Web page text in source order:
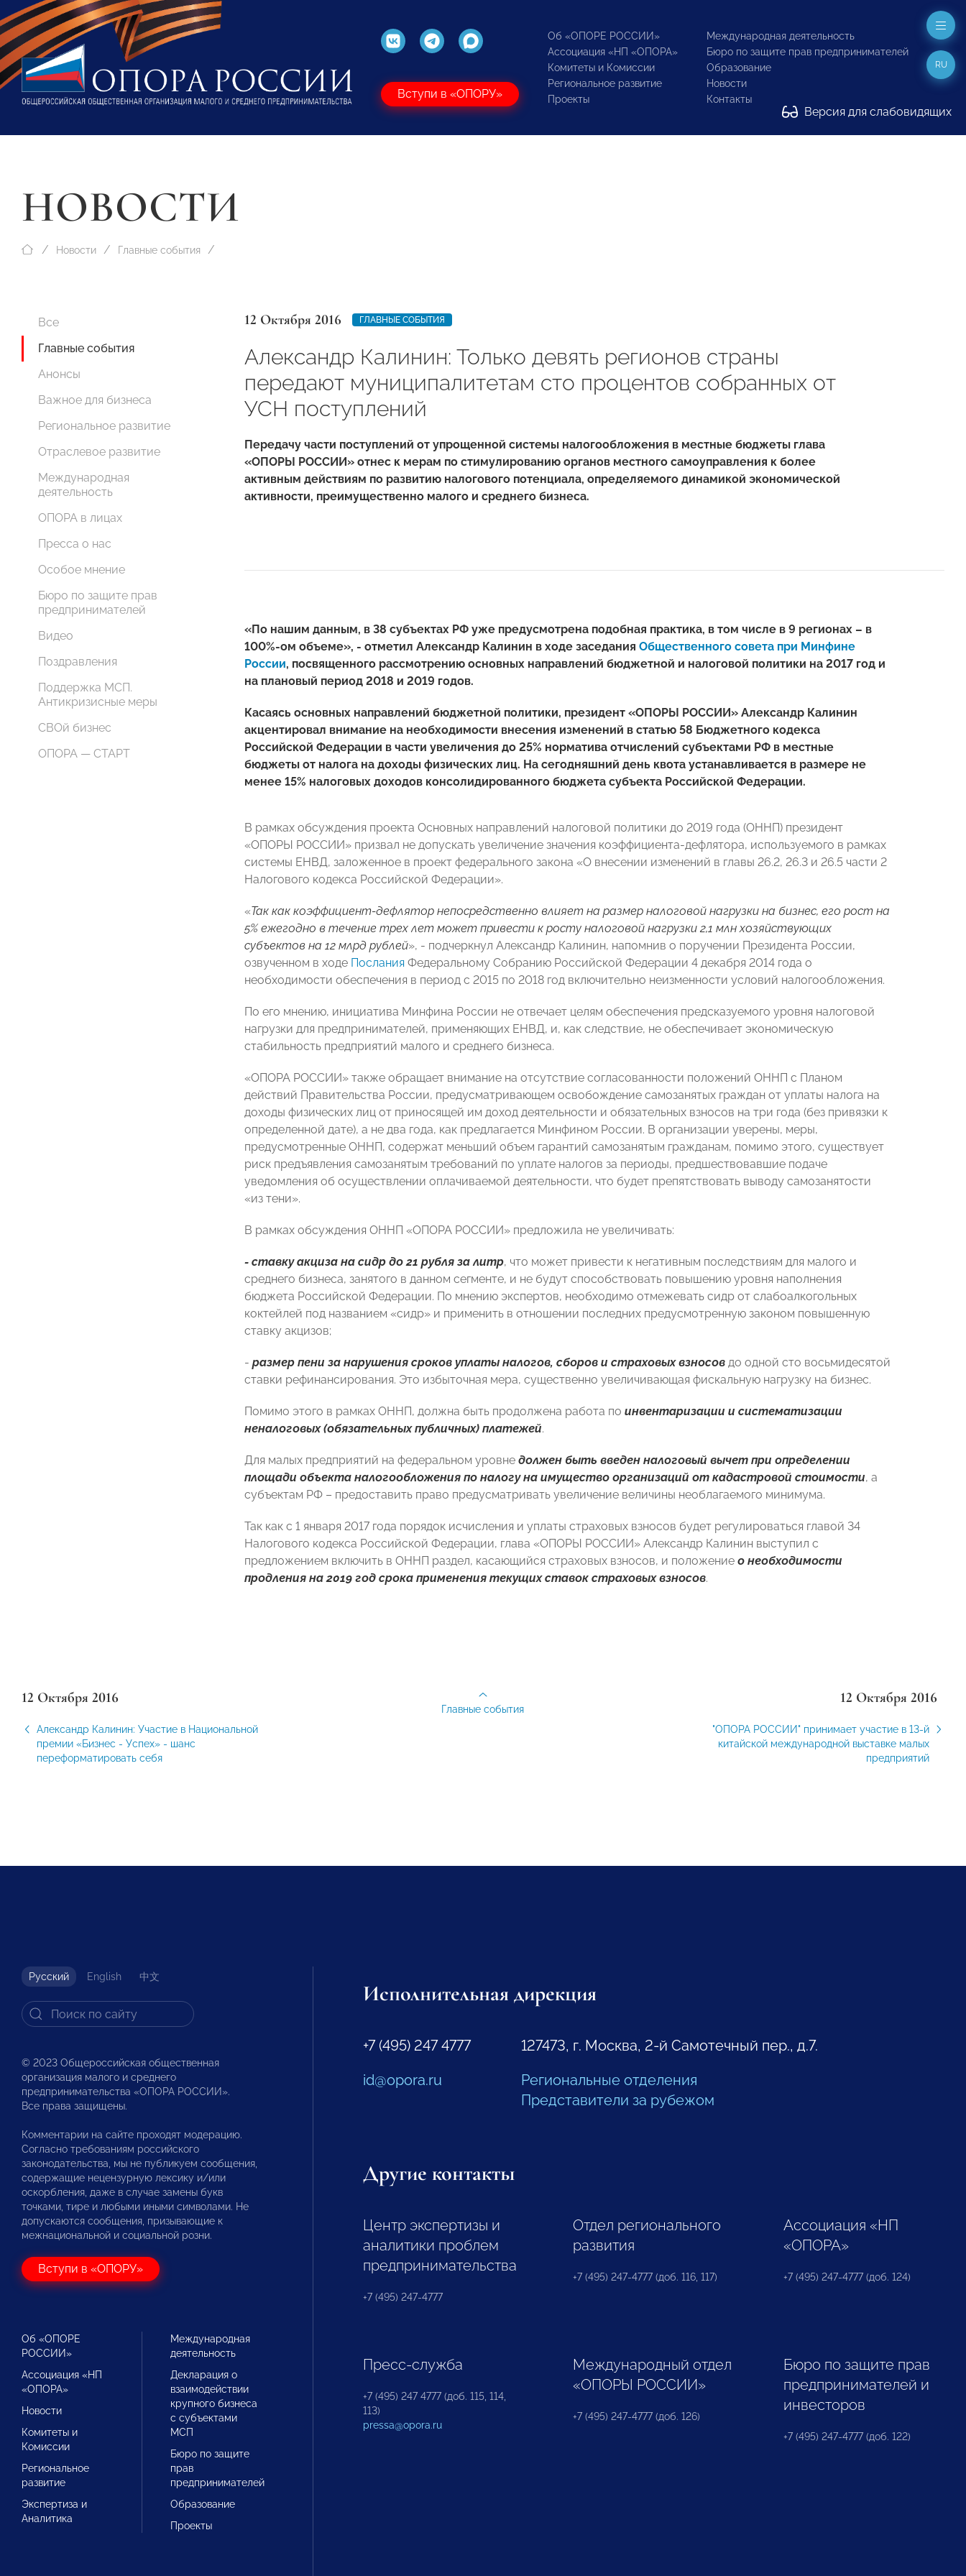
Вступи в «ОПОРУ»
Об «ОПОРЕ РОССИИ»
Ассоциация «НП «ОПОРА»
Комитеты и Комиссии
Региональное развитие
Проекты
Международная деятельность
Бюро по защите прав предпринимателей
Образование
Новости
Контакты
Версия для слабовидящих
RU
НОВОСТИ
Новости Главные события
Все
Главные события
Анонсы
Важное для бизнеса
Региональное развитие
Отраслевое развитие
Международная
деятельность
ОПОРА в лицах
Пресса о нас
Особое мнение
Бюро по защите прав
предпринимателей
Видео
Поздравления
Поддержка МСП.
Антикризисные меры
СВОй бизнес
ОПОРА — СТАРТ
12 Октября 2016 ГЛАВНЫЕ СОБЫТИЯ
Александр Калинин: Только девять регионов страны
передают муниципалитетам сто процентов собранных от
УСН поступлений
Передачу части поступлений от упрощенной системы налогообложения в местные бюджеты глава
«ОПОРЫ РОССИИ» отнес к мерам по стимулированию органов местного самоуправления к более
активным действиям по развитию налогового потенциала, определяемого динамикой экономической
активности, преимущественно малого и среднего бизнеса.
«По нашим данным, в 38 субъектах РФ уже предусмотрена подобная практика, в том числе в 9 регионах – в
100%-ом объеме», - отметил Александр Калинин в ходе заседания Общественного совета при Минфине
России, посвященного рассмотрению основных направлений бюджетной и налоговой политики на 2017 год и
на плановый период 2018 и 2019 годов.
Касаясь основных направлений бюджетной политики, президент «ОПОРЫ РОССИИ» Александр Калинин
акцентировал внимание на необходимости внесения изменений в статью 58 Бюджетного кодекса
Российской Федерации в части увеличения до 25% норматива отчислений субъектами РФ в местные
бюджеты от налога на доходы физических лиц. На сегодняшний день квота устанавливается в размере не
менее 15% налоговых доходов консолидированного бюджета субъекта Российской Федерации.
В рамках обсуждения проекта Основных направлений налоговой политики до 2019 года (ОННП) президент
«ОПОРЫ РОССИИ» призвал не допускать увеличение значения коэффициента-дефлятора, используемого в рамках
системы ЕНВД, заложенное в проект федерального закона «О внесении изменений в главы 26.2, 26.3 и 26.5 части 2
Налогового кодекса Российской Федерации».
«Так как коэффициент-дефлятор непосредственно влияет на размер налоговой нагрузки на бизнес, его рост на
5% ежегодно в течение трех лет может привести к росту налоговой нагрузки 2,1 млн хозяйствующих
субъектов на 12 млрд рублей», - подчеркнул Александр Калинин, напомнив о поручении Президента России,
озвученном в ходе Послания Федеральному Собранию Российской Федерации 4 декабря 2014 года о
необходимости обеспечения в период с 2015 по 2018 год включительно неизменности условий налогообложения.
По его мнению, инициатива Минфина России не отвечает целям обеспечения предсказуемого уровня налоговой
нагрузки для предпринимателей, применяющих ЕНВД, и, как следствие, не обеспечивает экономическую
стабильность предприятий малого и среднего бизнеса.
«ОПОРА РОССИИ» также обращает внимание на отсутствие согласованности положений ОННП с Планом
действий Правительства России, предусматривающем освобождение самозанятых граждан от уплаты налога на
доходы физических лиц от приносящей им доход деятельности и обязательных взносов на три года (без привязки к
определенной дате), а не два года, как предлагается Минфином России. В организации уверены, меры,
предусмотренные ОННП, содержат меньший объем гарантий самозанятым гражданам, помимо этого, существует
риск предъявления самозанятым требований по уплате налогов за периоды, предшествовавшие подаче
уведомления об осуществлении оплачиваемой деятельности, что будет препятствовать выводу самозанятости
«из тени».
В рамках обсуждения ОННП «ОПОРА РОССИИ» предложила не увеличивать:
- ставку акциза на сидр до 21 рубля за литр, что может привести к негативным последствиям для малого и
среднего бизнеса, занятого в данном сегменте, и не будут способствовать повышению уровня наполнения
бюджета Российской Федерации. По мнению экспертов, необходимо отмежевать сидр от слабоалкогольных
коктейлей под названием «сидр» и применить в отношении последних предусмотренную законом повышенную
ставку акцизов;
- размер пени за нарушения сроков уплаты налогов, сборов и страховых взносов до одной сто восьмидесятой
ставки рефинансирования. Это избыточная мера, существенно увеличивающая фискальную нагрузку на бизнес.
Помимо этого в рамках ОННП, должна быть продолжена работа по инвентаризации и систематизации
неналоговых (обязательных публичных) платежей.
Для малых предприятий на федеральном уровне должен быть введен налоговый вычет при определении
площади объекта налогообложения по налогу на имущество организаций от кадастровой стоимости, а
субъектам РФ – предоставить право предусматривать увеличение величины необлагаемого минимума.
Так как с 1 января 2017 года порядок исчисления и уплаты страховых взносов будет регулироваться главой 34
Налогового кодекса Российской Федерации, глава «ОПОРЫ РОССИИ» Александр Калинин выступил с
предложением включить в ОННП раздел, касающийся страховых взносов, и положение о необходимости
продления на 2019 год срока применения текущих ставок страховых взносов.
12 Октября 2016
Александр Калинин: Участие в Национальной
премии «Бизнес - Успех» - шанс
переформатировать себя
12 Октября 2016
"ОПОРА РОССИИ" принимает участие в 13-й
китайской международной выставке малых
предприятий
Главные события
Русский English 中文
© 2023 Общероссийская общественная
организация малого и среднего
предпринимательства «ОПОРА РОССИИ».
Все права защищены.
Комментарии на сайте проходят модерацию.
Согласно требованиям российского
законодательства, мы не публикуем сообщения,
содержащие нецензурную лексику и/или
оскорбления, даже в случае замены букв
точками, тире и любыми иными символами. Не
допускаются сообщения, призывающие к
межнациональной и социальной розни.
Вступи в «ОПОРУ»
Об «ОПОРЕ
РОССИИ»
Ассоциация «НП
«ОПОРА»
Новости
Комитеты и
Комиссии
Региональное
развитие
Экспертиза и
Аналитика
Международная
деятельность
Декларация о
взаимодействии
крупного бизнеса
с субъектами
МСП
Бюро по защите
прав
предпринимателей
Образование
Проекты
Исполнительная дирекция
+7 (495) 247 4777
id@opora.ru
127473, г. Москва, 2-й Самотечный пер., д.7.
Региональные отделения
Представители за рубежом
Другие контакты
Центр экспертизы и
аналитики проблем
предпринимательства
+7 (495) 247-4777
Отдел регионального
развития
+7 (495) 247-4777 (доб. 116, 117)
Ассоциация «НП
«ОПОРА»
+7 (495) 247-4777 (доб. 124)
Пресс-служба
+7 (495) 247 4777 (доб. 115, 114,
113)
pressa@opora.ru
Международный отдел
«ОПОРЫ РОССИИ»
+7 (495) 247-4777 (доб. 126)
Бюро по защите прав
предпринимателей и
инвесторов
+7 (495) 247-4777 (доб. 122)